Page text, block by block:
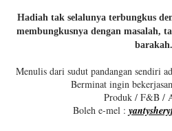
Hadiah tak selalunya terbungkus
membungkusnya dengan masalah,
barakah.
Menulis dari sudut pandangan sendiri
Berminat ingin
Produk / F&B /
Boleh e-mel :